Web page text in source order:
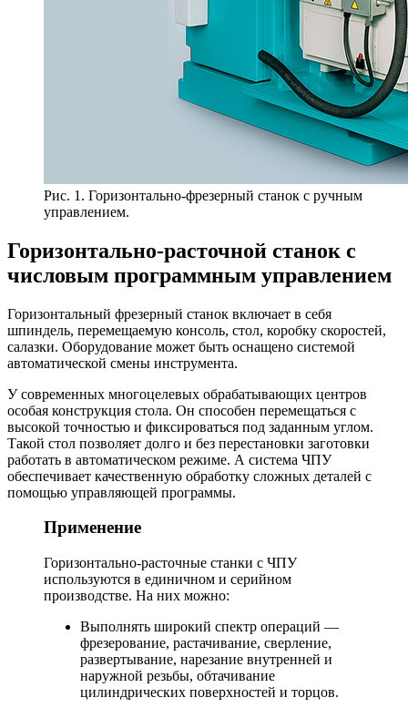
Рис. 1. Горизонтально-фрезерный станок с ручным
управлением.
Горизонтально-расточной станок с
числовым программным управлением
Горизонтальный фрезерный станок включает в себя
шпиндель, перемещаемую консоль, стол, коробку скоростей,
салазки. Оборудование может быть оснащено системой
автоматической смены инструмента.
У современных многоцелевых обрабатывающих центров
особая конструкция стола. Он способен перемещаться с
высокой точностью и фиксироваться под заданным углом.
Такой стол позволяет долго и без перестановки заготовки
работать в автоматическом режиме. А система ЧПУ
обеспечивает качественную обработку сложных деталей с
помощью управляющей программы.
Применение
Горизонтально-расточные станки с ЧПУ
используются в единичном и серийном
производстве. На них можно:
Выполнять широкий спектр операций —
фрезерование, растачивание, сверление,
развертывание, нарезание внутренней и
наружной резьбы, обтачивание
цилиндрических поверхностей и торцов.